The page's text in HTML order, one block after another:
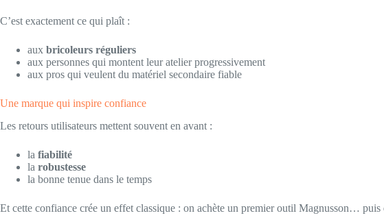
C’est exactement ce qui plaît :
aux bricoleurs réguliers
aux personnes qui montent leur atelier progressivement
aux pros qui veulent du matériel secondaire fiable
Une marque qui inspire confiance
Les retours utilisateurs mettent souvent en avant :
la fiabilité
la robustesse
la bonne tenue dans le temps
Et cette confiance crée un effet classique : on achète un premier outil Magnusson… puis